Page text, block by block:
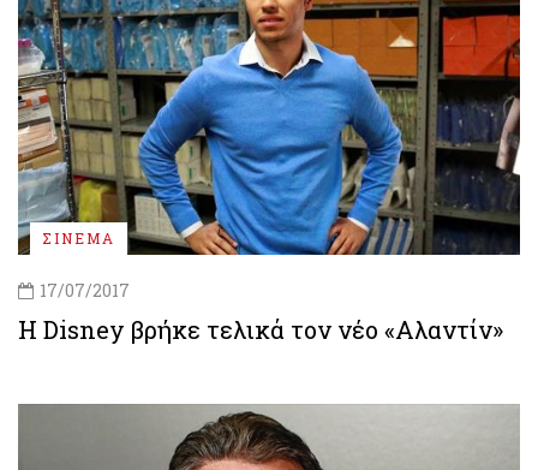
ΣΙΝΕΜΑ
17/07/2017
H Disney βρήκε τελικά τον νέο «Αλαντίν»